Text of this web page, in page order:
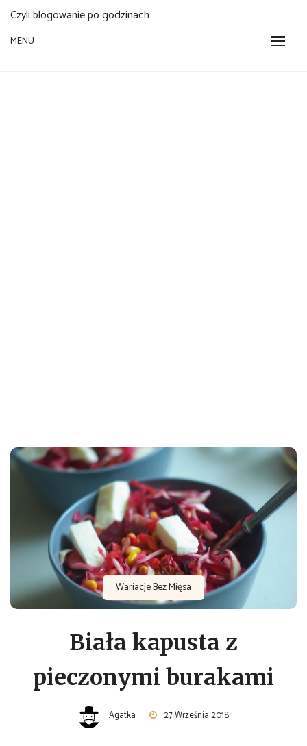
Czyli blogowanie po godzinach
MENU
Wariacje Bez Mięsa
Biała kapusta z
pieczonymi burakami
Agatka 27 Września 2018